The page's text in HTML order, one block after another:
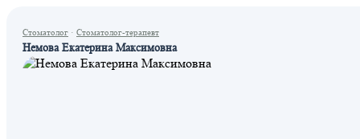
Стоматолог · Стоматолог-терапевт
Немова Екатерина Максимовна